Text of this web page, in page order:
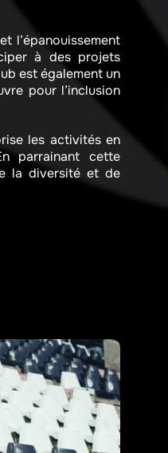
l’épanouissement
à des projets
est également un
pour l’inclusion
les activités en
parrainant cette
la diversité et de